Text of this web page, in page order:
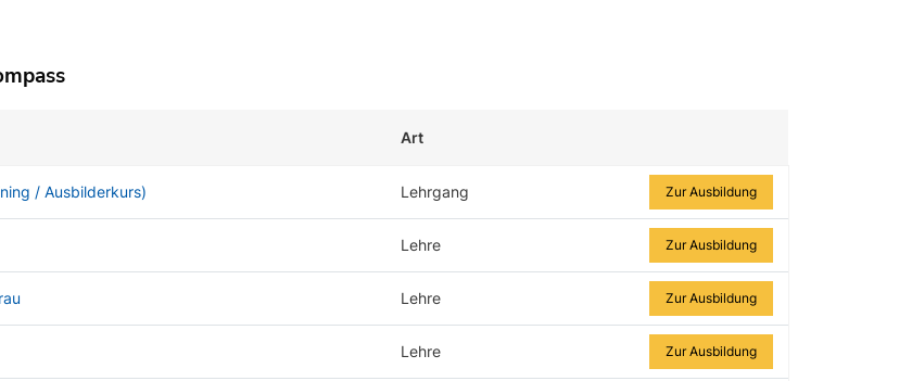
Art
/ Ausbilderkurs) Lehrgang Zur Ausbildung
Lehre Zur Ausbildung
Lehre Zur Ausbildung
Lehre Zur Ausbildung